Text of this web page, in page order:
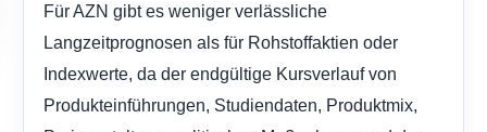
Für AZN gibt es weniger verlässliche
Langzeitprognosen als für Rohstoffaktien oder
Indexwerte, da der endgültige Kursverlauf von
Produkteinführungen, Studiendaten, Produktmix,